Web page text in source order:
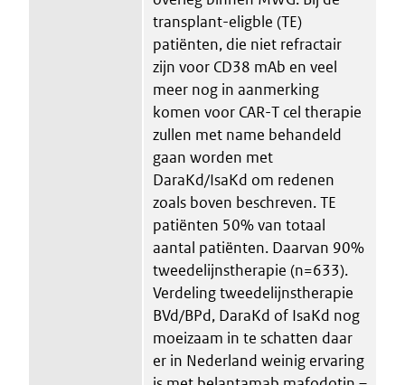
transplant-eligble (TE)
patiënten, die niet refractair
zijn voor CD38 mAb en veel
meer nog in aanmerking
komen voor CAR-T cel therapie
zullen met name behandeld
gaan worden met
DaraKd/IsaKd om redenen
zoals boven beschreven. TE
patiënten 50% van totaal
aantal patiënten. Daarvan 90%
tweedelijnstherapie (n=633).
Verdeling tweedelijnstherapie
BVd/BPd, DaraKd of IsaKd nog
moeizaam in te schatten daar
er in Nederland weinig ervaring